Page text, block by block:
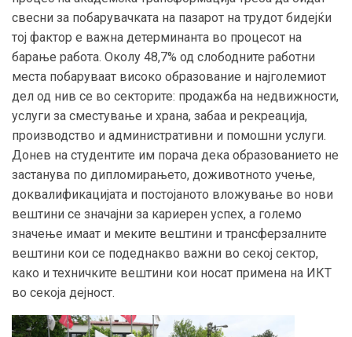
свесни за побарувачката на пазарот на трудот бидејќи
тој фактор е важна детерминанта во процесот на
барање работа. Околу 48,7% од слободните работни
места побаруваат високо образование и најголемиот
дел од нив се во секторите: продажба на недвижности,
услуги за сместување и храна, забаа и рекреација,
производство и административни и помошни услуги.
Донев на студентите им порача дека образованието не
застанува по дипломирањето, доживотното учење,
доквалификацијата и постојаното вложување во нови
вештини се значајни за кариерен успех, а големо
значење имаат и меките вештини и трансферзалните
вештини кои се подеднакво важни во секој сектор,
како и техничките вештини кои носат примена на ИКТ
во секоја дејност.